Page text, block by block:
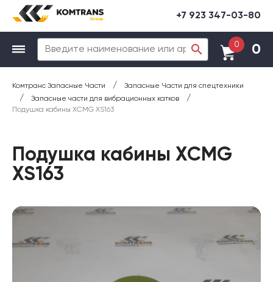
+7 923 347-03-80
0 0
Комтранс Запасные Части / Запасные Части для спецтехники
/ Запасные части для вибрационных катков /
Подушка кабины XCMG XS163
Подушка кабины XCMG
XS163